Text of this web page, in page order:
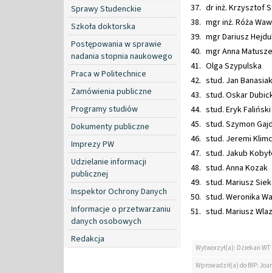
Sprawy Studenckie
Szkoła doktorska
Postępowania w sprawie
nadania stopnia naukowego
Praca w Politechnice
Zamówienia publiczne
Programy studiów
Dokumenty publiczne
Imprezy PW
Udzielanie informacji
publicznej
Inspektor Ochrony Danych
Informacje o przetwarzaniu
danych osobowych
Redakcja
dr inż. Krzysztof
mgr inż. Róża
mgr Dariusz
mgr Anna
Olga Szypulska
stud. Jan Banasiak
stud. Oskar
stud. Eryk Faliński
stud. Szymon
stud. Jeremi
stud. Jakub
stud. Anna Kozak
stud. Mariusz
stud. Weronika
stud. Mariusz
Wytworzył(a): Dziekan WT
Wprowadził(a) do BIP: